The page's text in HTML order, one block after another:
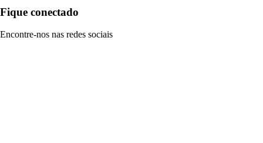
Fique conectado
Encontre-nos nas redes sociais